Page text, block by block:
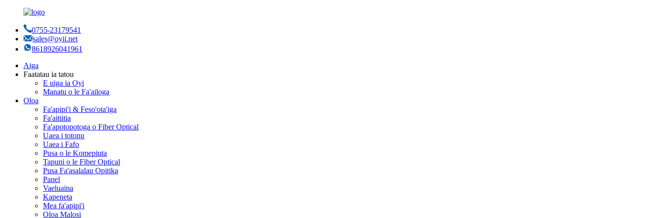
0755-23179541
sales@oyii.net
8618926041961
Aiga
Faatatau ia tatou
E uiga ia Oyi
Manatu o le Fa'ailoga
Oloa
Fa'apipi'i & Feso'ota'iga
Fa'aitiitia
Fa'apotopotoga o Fiber Optical
Uaea i totonu
Uaea i Fafo
Pusa o le Komepiuta
Tapuni o le Fiber Optical
Pusa Fa'asalalau Opitika
Panel
Vaeluaina
Kapeneta
Mea fa'apipi'i
Oloa Malosi